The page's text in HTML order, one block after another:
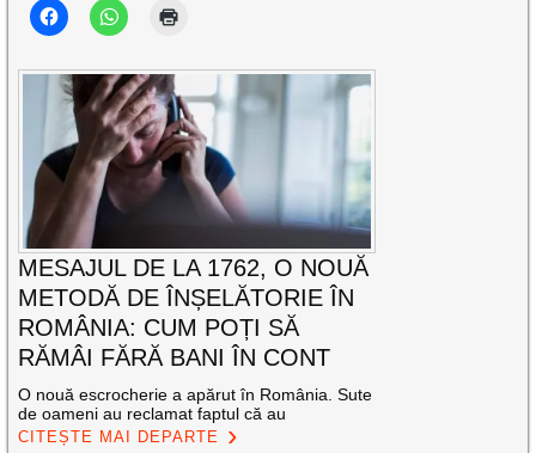
MESAJUL DE LA 1762, O NOUĂ
METODĂ DE ÎNȘELĂTORIE ÎN
ROMÂNIA: CUM POȚI SĂ
RĂMÂI FĂRĂ BANI ÎN CONT
O nouă escrocherie a apărut în România. Sute
de oameni au reclamat faptul că au
CITEȘTE MAI DEPARTE